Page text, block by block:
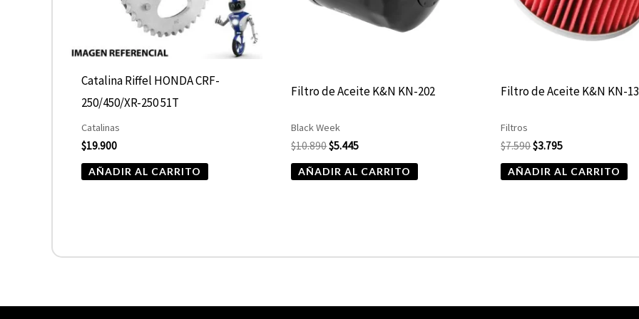
Catalina Riffel HONDA CRF-
250/450/XR-250 51T
Catalinas
$19.900
AÑADIR AL CARRITO
Filtro de Aceite K&N KN-202
Black Week
$10.890$5.445
AÑADIR AL CARRITO
Filtro de Aceite K&N KN-
Filtros
$7.590$3.795
AÑADIR AL CARRITO